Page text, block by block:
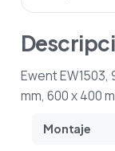
Ewent EW1503,
mm, 600 x 400
Montaje